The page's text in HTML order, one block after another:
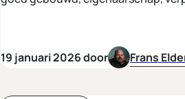
vanuit het oogpunt van
19 januari 2026 door Frans